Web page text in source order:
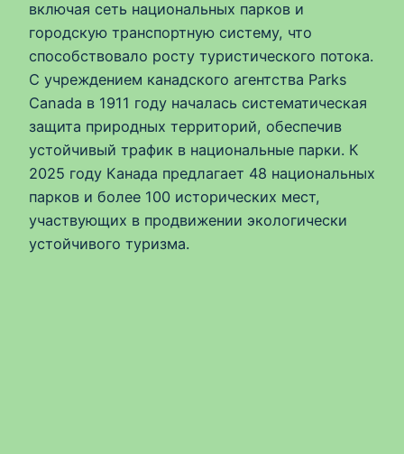
включая сеть национальных парков и
городскую транспортную систему, что
способствовало росту туристического потока.
С учреждением канадского агентства Parks
Canada в 1911 году началась систематическая
защита природных территорий, обеспечив
устойчивый трафик в национальные парки. К
2025 году Канада предлагает 48 национальных
парков и более 100 исторических мест,
участвующих в продвижении экологически
устойчивого туризма.